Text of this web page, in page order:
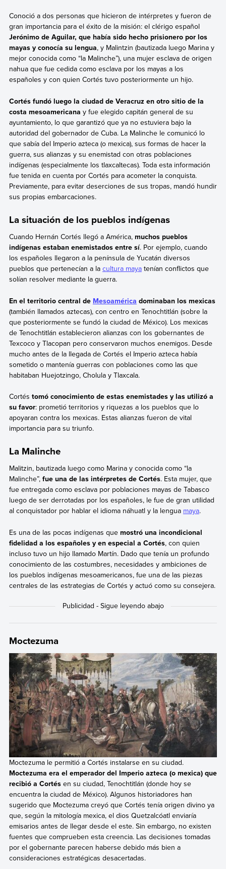
Conoció a dos personas que hicieron de intérpretes y fueron de
gran importancia para el éxito de la misión: el clérigo español
Jerónimo de Aguilar, que había sido hecho prisionero por los
mayas y conocía su lengua, y Malintzin (bautizada luego Marina y
mejor conocida como “la Malinche”), una mujer esclava de origen
nahua que fue cedida como esclava por los mayas a los
españoles y con quien Cortés tuvo posteriormente un hijo.
Cortés fundó luego la ciudad de Veracruz en otro sitio de la
costa mesoamericana y fue elegido capitán general de su
ayuntamiento, lo que garantizó que ya no estuviera bajo la
autoridad del gobernador de Cuba. La Malinche le comunicó lo
que sabía del Imperio azteca (o mexica), sus formas de hacer la
guerra, sus alianzas y su enemistad con otras poblaciones
indígenas (especialmente los tlaxcaltecas). Toda esta información
fue tenida en cuenta por Cortés para acometer la conquista.
Previamente, para evitar deserciones de sus tropas, mandó hundir
sus propias embarcaciones.
La situación de los pueblos indígenas
Cuando Hernán Cortés llegó a América, muchos pueblos
indígenas estaban enemistados entre sí. Por ejemplo, cuando
los españoles llegaron a la península de Yucatán diversos
pueblos que pertenecían a la cultura mayatenían conflictos que
solían resolver mediante la guerra.
En el territorio central de Mesoamérica dominaban los mexicas
(también llamados aztecas), con centro en Tenochtitlán (sobre la
que posteriormente se fundó la ciudad de México). Los mexicas
de Tenochtitlán establecieron alianzas con los gobernantes de
Texcoco y Tlacopan pero conservaron muchos enemigos. Desde
mucho antes de la llegada de Cortés el Imperio azteca había
sometido o mantenía guerras con poblaciones como las que
habitaban Huejotzingo, Cholula y Tlaxcala.
Cortés tomó conocimiento de estas enemistades y las utilizó a
su favor: prometió territorios y riquezas a los pueblos que lo
apoyaran contra los mexicas. Estas alianzas fueron de vital
importancia para su triunfo.
La Malinche
Malitzin, bautizada luego como Marina y conocida como “la
Malinche”,fue una de las intérpretes de Cortés. Esta mujer, que
fue entregada como esclava por poblaciones mayas de Tabasco
luego de ser derrotadas por los españoles, le fue de gran utilidad
al conquistador por hablar el idioma náhuatl y la lengua maya.
Es una de las pocas indígenas que mostró una incondicional
fidelidad a los españoles y en especial a Cortés, con quien
incluso tuvo un hijo llamado Martín. Dado que tenía un profundo
conocimiento de las costumbres, necesidades y ambiciones de
los pueblos indígenas mesoamericanos, fue una de las piezas
centrales de las estrategias de Cortés y actuó como su consejera.
Moctezuma
Moctezuma le permitió a Cortés instalarse en su ciudad.
Moctezuma era el emperador del Imperio azteca (o mexica) que
recibió a Cortésen su ciudad, Tenochtitlán (donde hoy se
encuentra la ciudad de México). Algunos historiadores han
sugerido que Moctezuma creyó que Cortés tenía origen divino ya
que, según la mitología mexica, el dios Quetzalcóatl enviaría
emisarios antes de llegar desde el este. Sin embargo, no existen
fuentes que comprueben esta creencia. Las decisiones tomadas
por el gobernante parecen haberse debido más bien a
consideraciones estratégicas desacertadas.